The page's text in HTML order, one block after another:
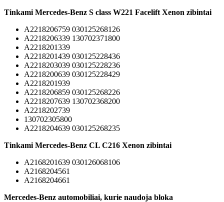
Tinkami Mercedes-Benz S class W221 Facelift Xenon zibintai
A2218206759 030125268126
A2218206339 130702371800
A2218201339
A2218201439 030125228436
A2218203039 030125228236
A2218200639 030125228429
A2218201939
A2218206859 030125268226
A2218207639 130702368200
A2218202739
130702305800
A2218204639 030125268235
Tinkami Mercedes-Benz CL C216 Xenon zibintai
A2168201639 030126068106
A2168204561
A2168204661
Mercedes-Benz automobiliai, kurie naudoja bloka